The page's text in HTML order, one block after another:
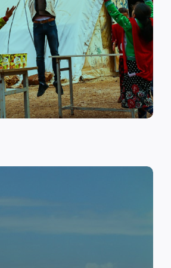
على أهمية حماية
مراكز لبناء القدرات
الصحية والنفسية.
اقرأ المزيد